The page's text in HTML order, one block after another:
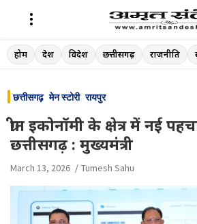
Skip
to
होम देश विदेश छत्तीसगढ़ राजनीति
छत्तीसगढ़ मेन स्टोरी रायपुर
ग्रीन इकोनॉमी के क्षेत्र में नई
छत्तीसगढ़ : मुख्यमंत्री
March 13, 2026 Tumesh Sahu